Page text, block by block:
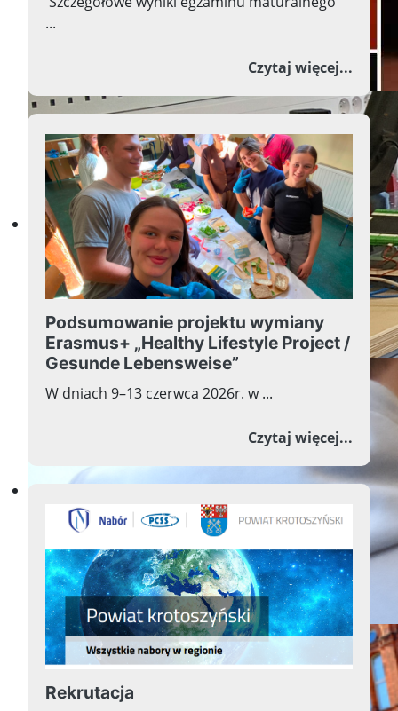
Przyszłość w nauce, nauka
Przyszłość w nauce, nauka
...
Czytaj więcej...o
Podsumowanie projektu wymiany
Erasmus+ „Healthy Lifestyle Project /
Gesunde Lebensweise”
W dniach 9–13 czerwca 2026r. w ...
Czytaj więcej...o
Rekrutacja